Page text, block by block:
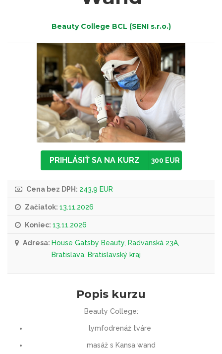
Beauty College BCL (SENI s.r.o.)
PRIHLÁSIŤ SA NA KURZ 300 EUR
Cena bez DPH: 243,9 EUR
Začiatok: 13.11.2026
Koniec: 13.11.2026
Adresa: House Gatsby Beauty, Radvanská 23A,
Bratislava, Bratislavský kraj
Popis kurzu
Beauty College:
lymfodrenáž tváre
masáž s Kansa wand